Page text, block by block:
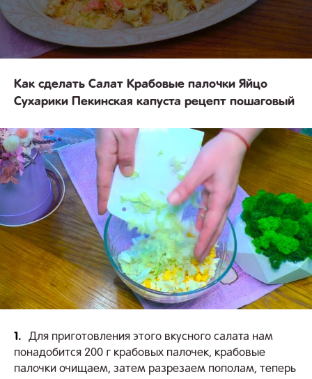
Как сделать Салат Крабовые палочки Яйцо
Сухарики Пекинская капуста рецепт пошаговый
1.
Для приготовления этого вкусного салата нам
понадобится 200 г крабовых палочек, крабовые
палочки очищаем, затем разрезаем пополам, теперь